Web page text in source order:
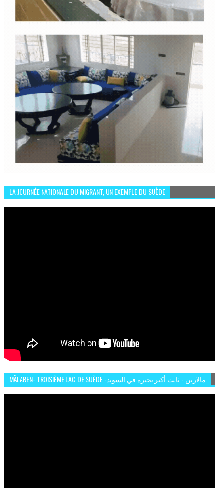
LA JOURNÉE NATIONALE DU MIGRANT, UN EXEMPLE DU SUÈDE
MÄLAREN- TROISIÈME LAC DE SUÈDE -مالارين - ثالث أكبر بحيرة في السويد